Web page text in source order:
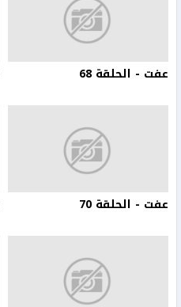
عفت - الحلقة 68
عفت - الحلقة 70